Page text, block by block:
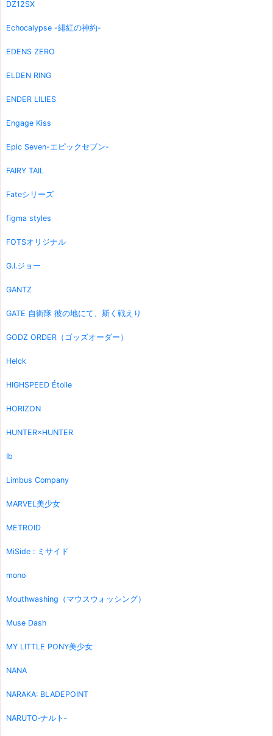
DZ12SX
Echocalypse -緋紅の神約-
EDENS ZERO
ELDEN RING
ENDER LILIES
Engage Kiss
Epic Seven-エピックセブン-
FAIRY TAIL
Fateシリーズ
figma styles
FOTSオリジナル
G.I.ジョー
GANTZ
GATE 自衛隊 彼の地にて、斯く戦えり
GODZ ORDER（ゴッズオーダー）
Helck
HIGHSPEED Étoile
HORIZON
HUNTER×HUNTER
Ib
Limbus Company
MARVEL美少女
METROID
MiSide : ミサイド
mono
Mouthwashing（マウスウォッシング）
Muse Dash
MY LITTLE PONY美少女
NANA
NARAKA: BLADEPOINT
NARUTO‐ナルト‐